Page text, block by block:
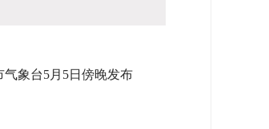
气象台5月5日傍晚发布